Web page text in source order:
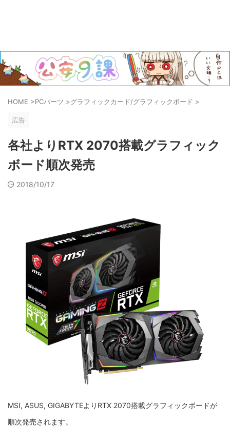
HOME >PCパーツ >グラフィックカード/グラフィックボード >
広告
各社よりRTX 2070搭載グラフィック
ボード順次発売
2018/10/17
MSI, ASUS, GIGABYTEよりRTX 2070搭載グラフィックボードが
順次発売されます。